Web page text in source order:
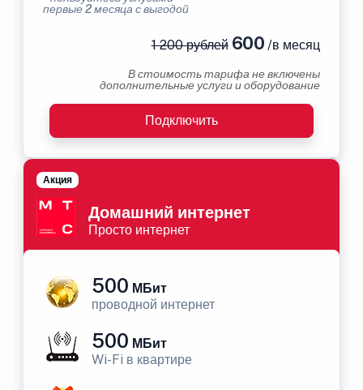
первые 2 месяца с выгодой
1 200 рублей600 /в месяц
В стоимость тарифа не включены
дополнительные услуги и оборудование
Подключить
Домашний интернет
Просто интернет
Акция
500 МБит
проводной интернет
500 МБит
Wi-Fi в квартире